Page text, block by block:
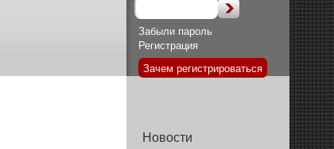
Забыли пароль
Регистрация
Зачем регистрироваться
Новости